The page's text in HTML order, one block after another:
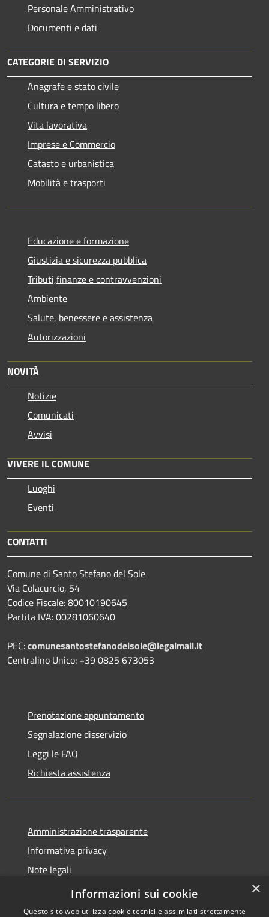
Personale Amministrativo
Documenti e dati
CATEGORIE DI SERVIZIO
Anagrafe e stato civile
Cultura e tempo libero
Vita lavorativa
Imprese e Commercio
Catasto e urbanistica
Mobilità e trasporti
Educazione e formazione
Giustizia e sicurezza pubblica
Tributi,finanze e contravvenzioni
Ambiente
Salute, benessere e assistenza
Autorizzazioni
NOVITÀ
Notizie
Comunicati
Avvisi
VIVERE IL COMUNE
Luoghi
Eventi
CONTATTI
Comune di Santo Stefano del Sole
Via Colacurcio, 54
Codice Fiscale: 80010190645
Partita IVA: 00281060640
PEC:comunesantostefanodelsole@legalmail.it
Centralino Unico: +39 0825 673053
Prenotazione appuntamento
Segnalazione disservizio
Leggi le FAQ
Richiesta assistenza
Amministrazione trasparente
Informativa privacy
Note legali
Dichiarazione di accessibilità
×
Informazioni sui cookie
Questo sito web utilizza cookie tecnici e assimilati strettamente